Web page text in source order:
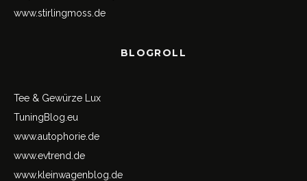
www.stirlingmoss.de
BLOGROLL
Tee & Gewürze Lux
TuningBlog.eu
www.autophorie.de
www.evtrend.de
www.kleinwagenblog.de